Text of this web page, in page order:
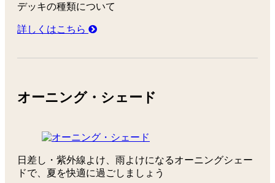
デッキの種類について
詳しくはこちら
オーニング・シェード
日差し・紫外線よけ、雨よけになるオーニングシェー
ドで、夏を快適に過ごしましょう